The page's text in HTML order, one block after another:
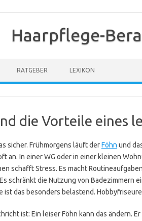
Haarpflege-
RATGEBER LEXIKON
die Vorteile eines
sicher. Frühmorgens läuft derFöhn und
an. In einer WG oder in einer kleinen
schafft Stress. Es macht
schränkt die Nutzung von Badezimmern
ist das besonders belastend.
ist: Ein leiser Föhn kann das ändern.